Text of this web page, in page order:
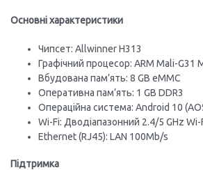
Основні характеристики
Чипсет: Allwinner H313
Графічний процесор: ARM Mali-G31
Вбудована пам’ять: 8 GB eMMC
Оперативна пам’ять: 1 GB DDR3
Операційна система: Android 10
Wi-Fi: Дводіапазонний 2.4/5 GHz
Ethernet (RJ45): LAN 100Mb/s
Підтримка